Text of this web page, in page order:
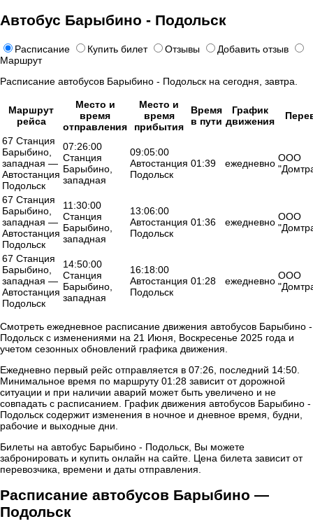
Автобус Барыбино - Подольск
Расписание Купить билет Отзывы
Добавить отзыв
Маршрут
Расписание автобусов Барыбино - Подольск на сегодня, завтра.
Маршрут
рейса
Место и
время
отправления
Место и
время
прибытия
Время
в пути
График
движения
67 Станция
Барыбино,
западная —
Автостанция
Подольск
07:26:00
Станция
Барыбино,
западная
09:05:00
Автостанция
Подольск
01:39 ежедневно ООО
67 Станция
Барыбино,
западная —
Автостанция
Подольск
11:30:00
Станция
Барыбино,
западная
13:06:00
Автостанция
Подольск
01:36 ежедневно ООО
67 Станция
Барыбино,
западная —
Автостанция
Подольск
14:50:00
Станция
Барыбино,
западная
16:18:00
Автостанция
Подольск
01:28 ежедневно ООО
Смотреть ежедневное расписание движения автобусов Барыбино -
Подольск с изменениями на 21 Июня, Воскресенье 2025 года и
учетом сезонных обновлений графика движения.
Ежедневно первый рейс отправляется в 07:26, последний 14:50.
Минимальное время по маршруту 01:28 зависит от дорожной
ситуации и при наличии аварий может быть увеличено и не
совпадать с расписанием. График движения автобусов Барыбино -
Подольск содержит изменения в ночное и дневное время, будни,
рабочие и выходные дни.
Билеты на автобус Барыбино - Подольск, Вы можете
забронировать и купить онлайн на сайте. Цена билета зависит от
перевозчика, времени и даты отправления.
Расписание автобусов Барыбино —
Подольск